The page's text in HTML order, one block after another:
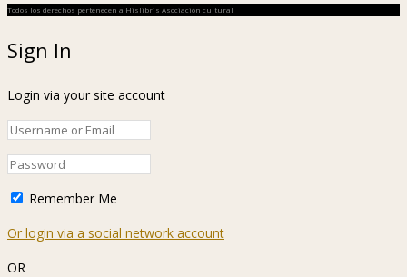
Todos los derechos pertenecen a Hislibris Asociación cultural
Sign In
Login via your site account
Remember Me
Or login via a social network account
OR